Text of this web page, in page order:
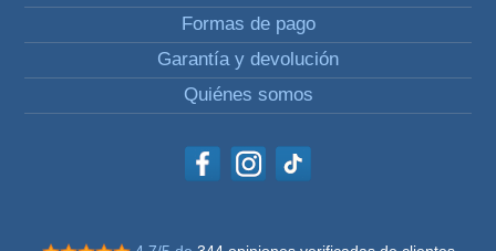
Formas de pago
Garantía y devolución
Quiénes somos